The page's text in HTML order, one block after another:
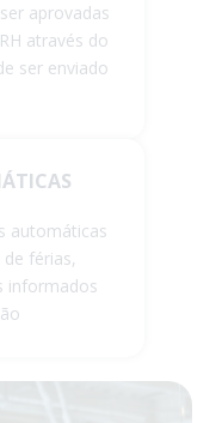
aprovadas
através do
ser enviado
automáticas
férias,
informados